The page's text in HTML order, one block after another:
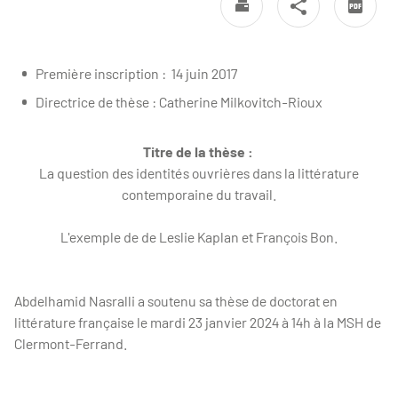
Première inscription : 14 juin 2017
Directrice de thèse : Catherine Milkovitch-Rioux
Titre de la thèse :
La question des identités ouvrières dans la littérature
contemporaine du travail.
L'exemple de de Leslie Kaplan et François Bon.
Abdelhamid Nasralli a soutenu sa thèse de doctorat en
littérature française le mardi 23 janvier 2024 à 14h à la MSH de
Clermont-Ferrand.